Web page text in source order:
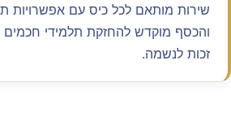
שירות מותאם לכל כיס עם אפשרויות
והכסף מוקדש להחזקת תלמידי חכמים
זכות לנשמה.